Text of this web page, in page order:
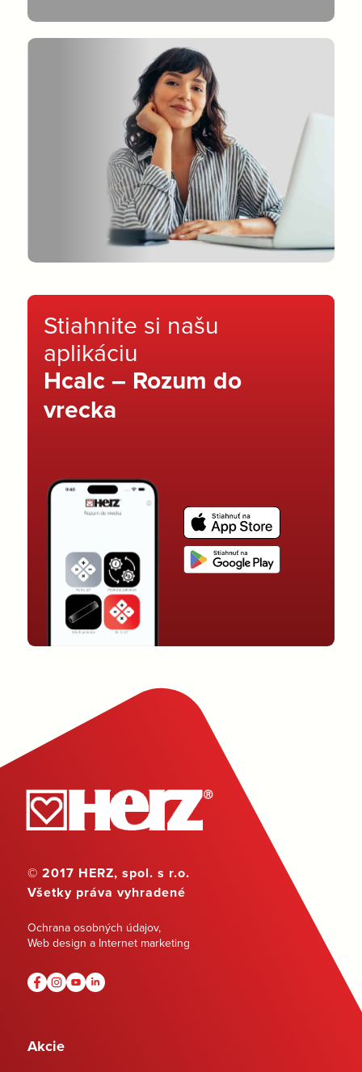
Stiahnite si našu
aplikáciu
Hcalc – Rozum do
vrecka
© 2017 HERZ, spol. s r.o.
Všetky práva vyhradené
Ochrana osobných údajov,
Web design a Internet marketing
Akcie